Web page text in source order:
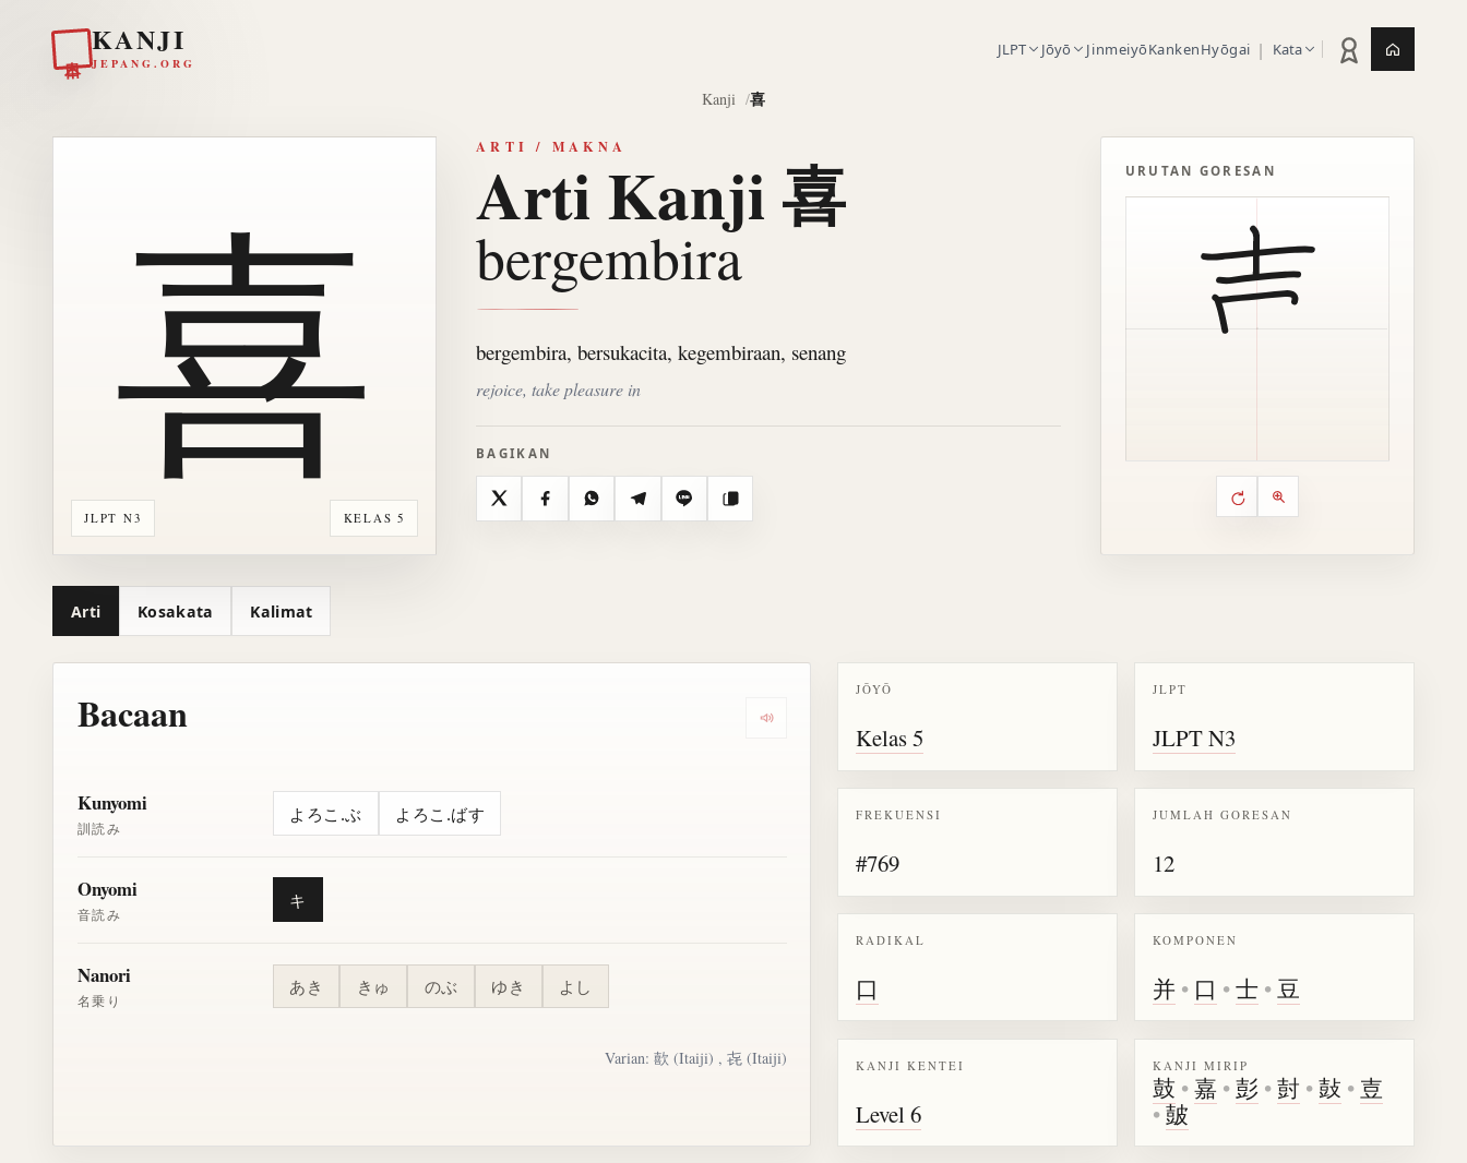
KANJI
JEPANG.ORG
JLPT Jōyō JinmeiyōKankenHyōgai | Kata Statistik latihan
Kanji 喜
JLPT N3 KELAS 5
喜
ARTI / MAKNA
Arti Kanji 喜
bergembira
bergembira, bersukacita, kegembiraan, senang
rejoice, take pleasure in
BAGIKAN
X FacebookWhatsAppTelegramLine Salin
URUTAN GORESAN
Kontrol animasi urutan
Putar ulang animasi
Perbesar animasi
Arti Kosakata Kalimat
Bacaan Dengarkan semua bacaan untuk kanji 喜
Kunyomi
訓読み
よろこ.ぶ よろこ.ばす
Onyomi
音読み
キ
Nanori
名乗り
あき きゅ のぶ ゆき よし
Varian: 歖 (Itaiji) , 㐂(Itaiji)
JŌYŌ
Kelas 5
JLPT
JLPT N3
FREKUENSI
#769
JUMLAH GORESAN
12
RADIKAL
口
KOMPONEN
并 • 口 •士 •豆
KANJI KENTEI
Level 6
KANJI MIRIP
鼓 •嘉 •彭 •尌 •鼔 • 壴
•皷